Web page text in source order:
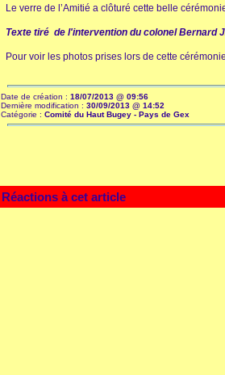
Le verre de l’Amitié a clôturé cette belle
Texte tiré de l'intervention du colonel Bernard
Pour voir les photos prises lors de cette
Date de création : 18/07/2013 @ 09:56
Dernière modification : 30/09/2013 @ 14:52
Catégorie : Comité du Haut Bugey - Pays de Gex
Réactions à cet article